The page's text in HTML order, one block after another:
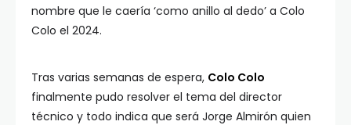
nombre que le caería ‘como anillo al dedo’ a Colo
Colo el 2024.
Tras varias semanas de espera, Colo Colo
finalmente pudo resolver el tema del director
técnico y todo indica que será Jorge Almirón quien